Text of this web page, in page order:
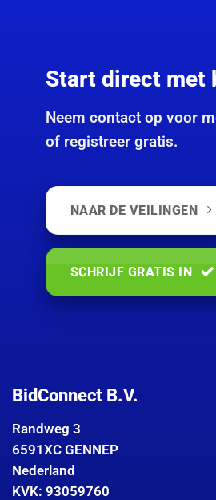
Start direct met
Neem contact op voor
of registreer gratis.
NAAR DE VEILINGEN
SCHRIJF GRATIS IN
BidConnect B.V.
Randweg 3
6591XC GENNEP
Nederland
KVK: 93059760